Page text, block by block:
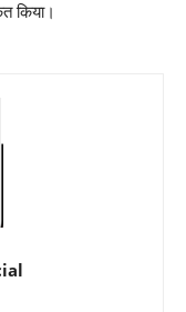
किया।